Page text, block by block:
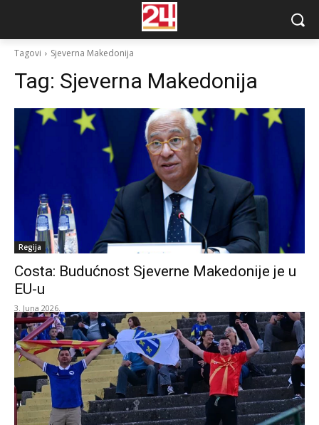
Tagovi Sjeverna Makedonija
Tag: Sjeverna Makedonija
Regija
Costa: Budućnost Sjeverne Makedonije je u
EU-u
3. Juna 2026.